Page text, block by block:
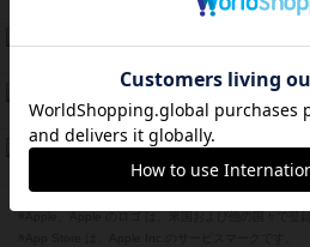
Bitter End ブタペスト救出作戦
紹介文なし 1件の投稿
ドコジャン
紹介文あり 10件の投稿